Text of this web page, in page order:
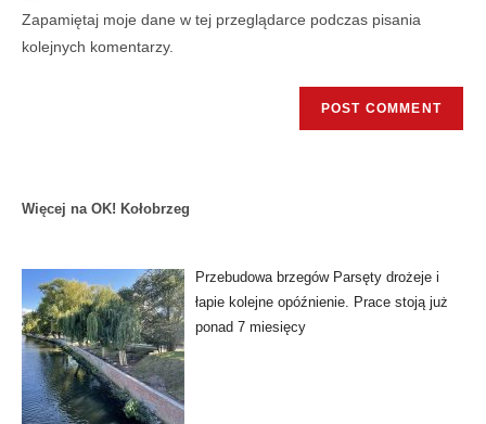
Zapamiętaj moje dane w tej przeglądarce podczas pisania
kolejnych komentarzy.
Więcej na OK! Kołobrzeg
Przebudowa brzegów Parsęty drożeje i
łapie kolejne opóźnienie. Prace stoją już
ponad 7 miesięcy